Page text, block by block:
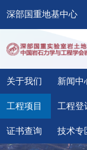
深部国重地基中心
关于我们 新闻中
工程项目 工程登
证书查询 技术专